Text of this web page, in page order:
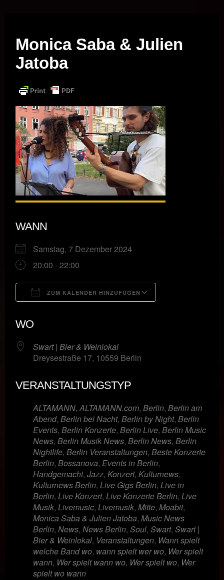
Monica Saba & Julien
Jatoba
WANN
Samstag, 7 Dezember 2024
20:00 - 22:00
ZUM KALENDER HINZUFÜGEN
WO
Swart | Bier & Weinlokal
Dreysestraße 17, 10559 Berlin
VERANSTALTUNGSTYP
ALTAMANN,ALTAMANN.com, Berlin, Berlin am
Abend, Berlin bei Nacht, Berlin by Night, Berlin
Events, Berlin Konzerte, Berlin Live, Berlin Music
News, Berlin Musik News, Berlin News, Berlin
Nightlife, Berlin Veranstaltungen, Beste Konzerte
Berlin, Bossanova, Events in Berlin,
Handgemacht, Jazz, Konzert, Kulturnews,
Kulturnews Berlin, Live Gigs Berlin, Live in
Berlin, Live Konzert, Live Konzerte Berlin, Live
Musik, Livemusic, Livemusik, Mitte, Moabit,
Monica Saba & Julien Jatoba, Music News
Berlin, News, News Berlin, Soul, Swart, Swart |
Bier & Weinlokal, Veranstaltungen, Wann spielt
welche Band wo, wann spielt wer wo, Wer spielt
wann, Wer spielt wann wo, Wer spielt wo, Wer
spielt wo wann